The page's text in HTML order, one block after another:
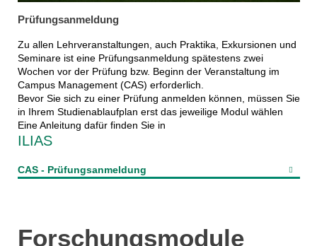
Prüfungsanmeldung
Zu allen Lehrveranstaltungen, auch Praktika, Exkursionen und
Seminare ist eine Prüfungsanmeldung spätestens zwei
Wochen vor der Prüfung bzw. Beginn der Veranstaltung im
Campus Management (CAS) erforderlich.
Bevor Sie sich zu einer Prüfung anmelden können, müssen Sie
in Ihrem Studienablaufplan erst das jeweilige Modul wählen
Eine Anleitung dafür finden Sie in
ILIAS
CAS - Prüfungsanmeldung
Forschungsmodule